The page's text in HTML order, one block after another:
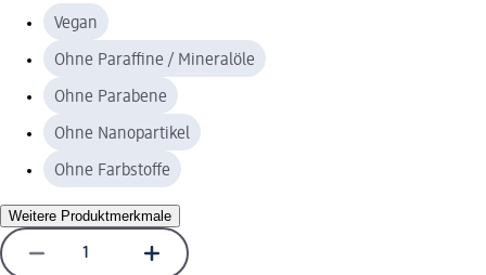
Vegan
Ohne Paraffine / Mineralöle
Ohne Parabene
Ohne Nanopartikel
Ohne Farbstoffe
Weitere Produktmerkmale